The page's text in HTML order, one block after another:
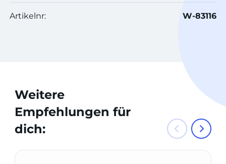
Artikelnr: W-83116
Weitere
Empfehlungen für
dich: